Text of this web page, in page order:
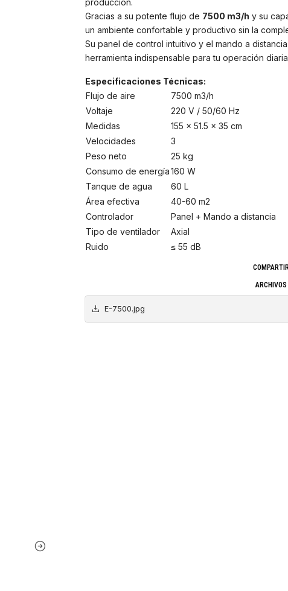
producción.
Gracias a su potente flujo de 7500 m3/h y su
un ambiente confortable y productivo sin la
Su panel de control intuitivo y el mando a
herramienta indispensable para tu operación
Especificaciones Técnicas:
Flujo de aire
7500 m3/h
Voltaje
220 V / 50/60 Hz
Medidas
155 x 51.5 x 35 cm
Velocidades
3
Peso neto
25 kg
Consumo de energía160 W
Tanque de agua
60 L
Área efectiva
40-60 m2
Controlador
Panel + Mando a distancia
Tipo de ventilador
Axial
Ruido
≤ 55 dB
ARCHIVOS
E-7500.jpg